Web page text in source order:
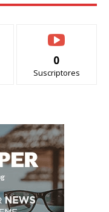
0
Suscriptores